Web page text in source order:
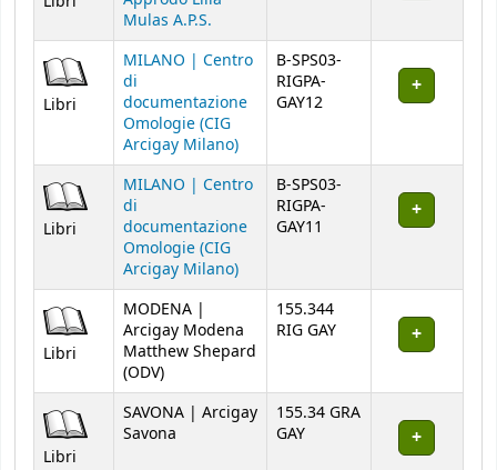
Mulas A.P.S.
Libri
MILANO | Centro
di
documentazione
Omologie (CIG
Arcigay Milano)
B-SPS03-
RIGPA-
GAY12
Libri
MILANO | Centro
di
documentazione
Omologie (CIG
Arcigay Milano)
B-SPS03-
RIGPA-
GAY11
Libri
MODENA |
Arcigay Modena
Matthew Shepard
(ODV)
155.344
RIG GAY
Libri
SAVONA | Arcigay
Savona
155.34 GRA
GAY